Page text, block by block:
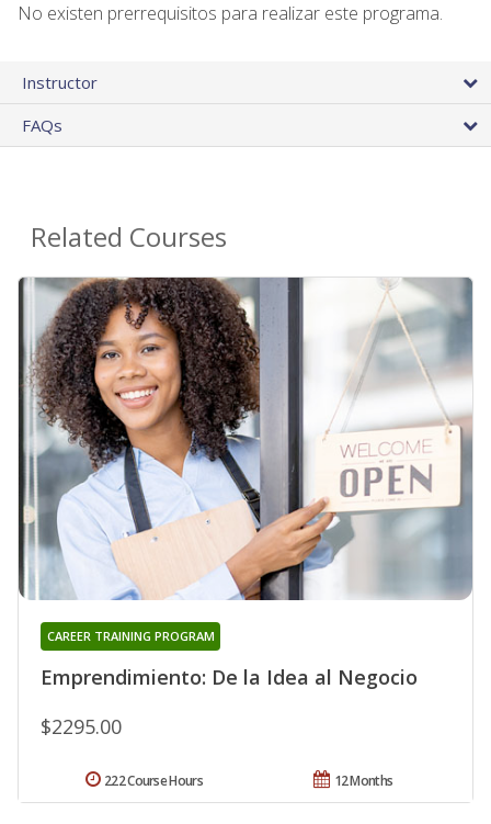
No existen prerrequisitos para realizar este programa.
Instructor
FAQs
Related Courses
Emprendimiento: De la Idea al Negocio
CAREER TRAINING PROGRAM
$2295.00
12 Months
222 Course Hours